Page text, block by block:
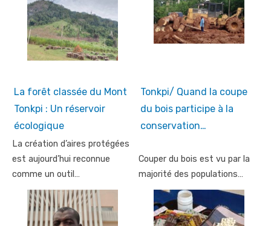
La forêt classée du Mont
Tonkpi : Un réservoir
écologique
La création d’aires protégées
est aujourd’hui reconnue
comme un outil…
Tonkpi/ Quand la coupe
du bois participe à la
conservation…
Couper du bois est vu par la
majorité des populations…